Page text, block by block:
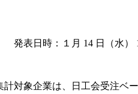
発表日時：１月 14 日（水）
対象企業は、日工会受注ベー